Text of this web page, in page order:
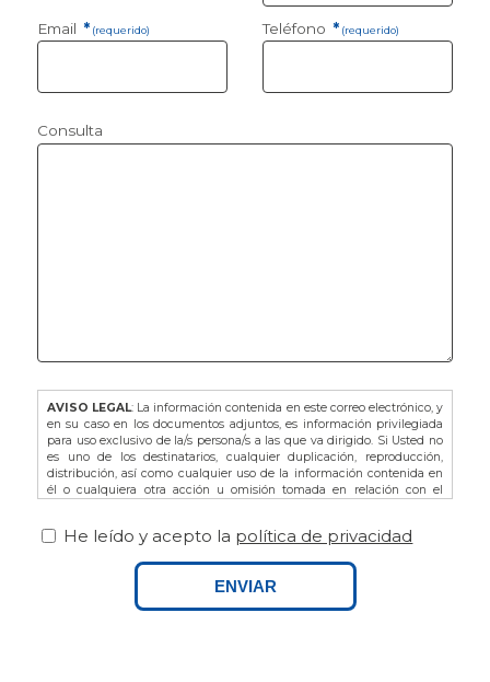
Email * (requerido) Teléfono * (requerido)
Consulta
AVISO LEGAL: La información contenida en este correo electrónico, y
en su caso en los documentos adjuntos, es información privilegiada
para uso exclusivo de la/s persona/s a las que va dirigido. Si Usted no
es uno de los destinatarios, cualquier duplicación, reproducción,
distribución, así como cualquier uso de la información contenida en
él o cualquiera otra acción u omisión tomada en relación con el
electrónico, así como de sus adjuntos si los hubiere.
De acuerdo con la L.O. 3/2018 de Protección de Datos de Carácter
Personal y Garantía de los Derechos Digitales, así como del
sus derechos dirigiéndose a FINCAS PALAMOS, domiciliada en AVDA.
He leído y acepto la política de privacidad
ENVIAR